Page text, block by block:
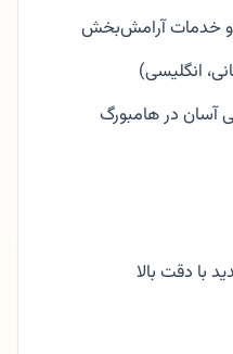
و خدمات آرامش‌بخش
انگلیسی)
آسان در هامبورگ
با دقت بالا